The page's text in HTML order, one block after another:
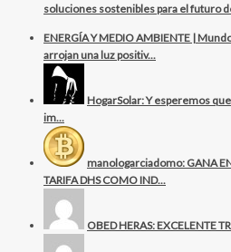
soluciones sostenibles para el futuro
ENERGÍA Y MEDIO AMBIENTE |
arrojan una luz positiv...
HogarSolar: Y esperemos
im...
manologarciadomo: GANA
TARIFA DHS COMO IND...
OBED HERAS: EXCELENTE